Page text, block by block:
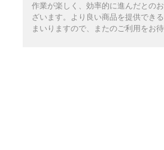
作業が楽しく、効率的に進んだとの
ざいます。より良い商品を提供でき
まいりますので、またのご利用をお